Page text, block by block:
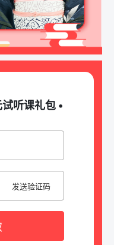
试听课礼包 •
发送验证码